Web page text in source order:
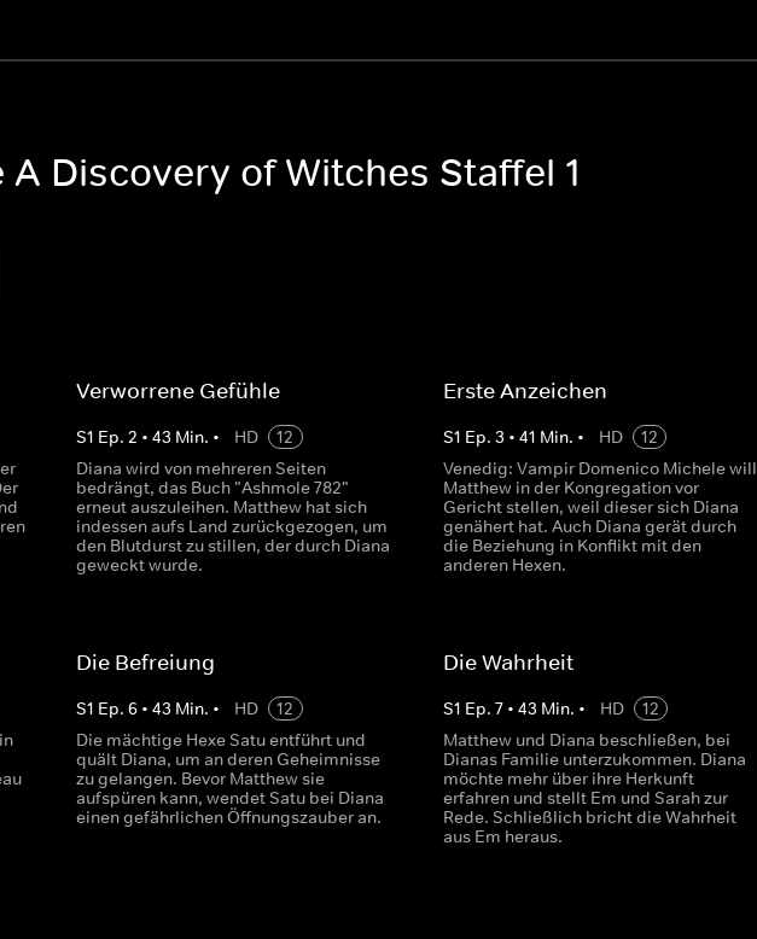
A Discovery of Witches Staffel 1
Verworrene Gefühle
S1 Ep.2 •43 Min. • HD
12
Diana wird von mehreren Seiten
bedrängt, das Buch "Ashmole 782"
erneut auszuleihen. Matthew hat sich
indessen aufs Land zurückgezogen, um
den Blutdurst zu stillen, der durch Diana
geweckt wurde.
Erste Anzeichen
S1 Ep. 3 • 41 Min. • HD
12
Venedig: Vampir Domenico Michele will
Matthew in der Kongregation vor
Gericht stellen, weil dieser sich Diana
genähert hat. Auch Diana gerät durch
die Beziehung in Konflikt mit den
anderen Hexen.
Die Befreiung
S1 Ep.6 •43 Min. • HD
12
Die mächtige Hexe Satu entführt und
quält Diana, um an deren Geheimnisse
zu gelangen. Bevor Matthew sie
aufspüren kann, wendet Satu bei Diana
einen gefährlichen Öffnungszauber an.
Die Wahrheit
S1 Ep. 7• 43 Min. • HD
12
Matthew und Diana beschließen, bei
Dianas Familie unterzukommen. Diana
möchte mehr über ihre Herkunft
erfahren und stellt Em und Sarah zur
Rede. Schließlich bricht die Wahrheit
aus Em heraus.